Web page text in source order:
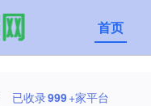
首页
已收录999+家平台